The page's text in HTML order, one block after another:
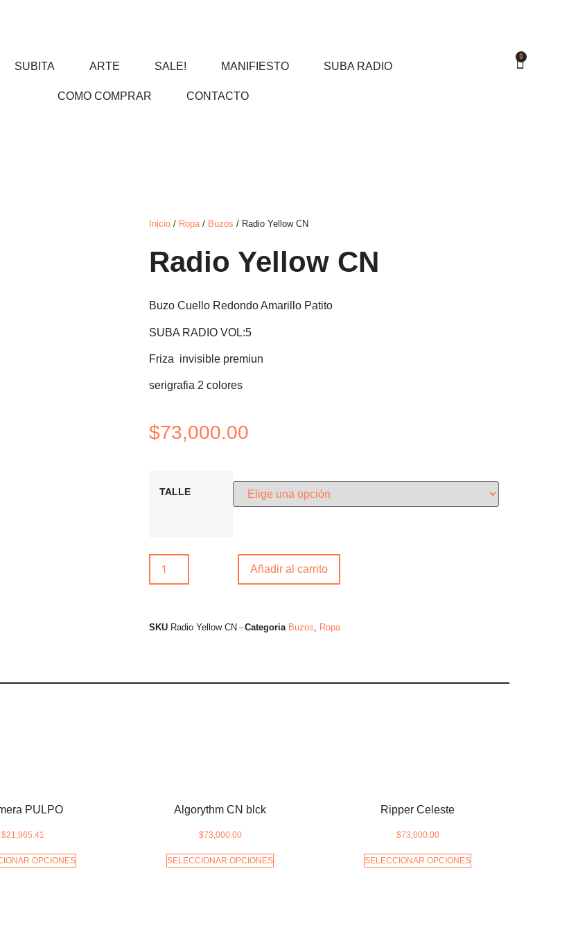
SUBITA ARTE SALE! MANIFIESTO SUBA RADIO
COMO COMPRAR CONTACTO
0
Inicio / Ropa/ Buzos / Radio Yellow CN
Radio Yellow CN
Buzo Cuello Redondo Amarillo Patito
SUBA RADIO VOL:5
Friza invisible premiun
serigrafia 2 colores
$73,000.00
TALLE
Añadir al carrito
SKU Radio Yellow CN Categoria Buzos, Ropa
PULPO
$21,965.41
OPCIONES
Algorythm CN blck
$73,000.00
SELECCIONAR OPCIONES
Ripper Celeste
$73,000.00
SELECCIONAR OPCIONES